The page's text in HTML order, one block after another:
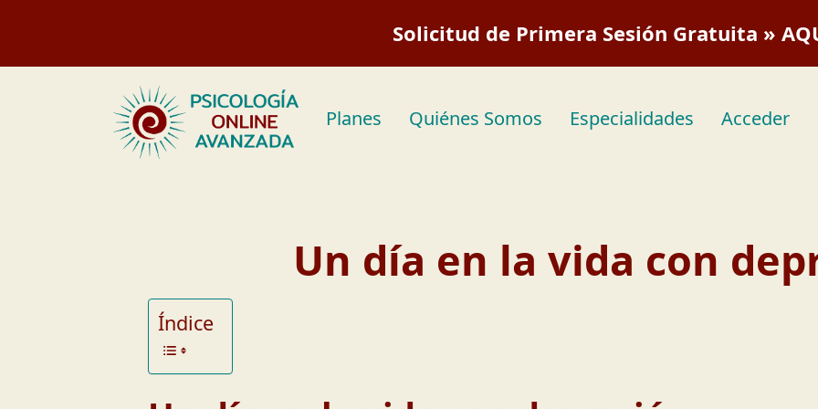
Solicitud de Primera Sesión Gratuita »
Planes Quiénes Somos Especialidades Acceder
Un día en la vida con
Índice